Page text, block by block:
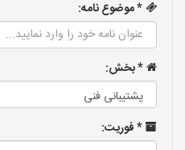
* موضوع نامه:
* بخش:
* فوریت: